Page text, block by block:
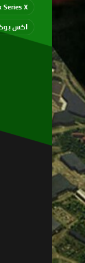
Series X
اكس